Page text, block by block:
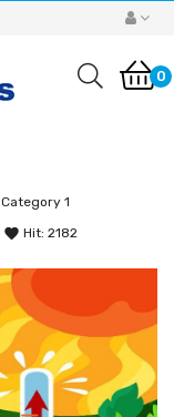
0
Category 1
favorite Hit: 2182